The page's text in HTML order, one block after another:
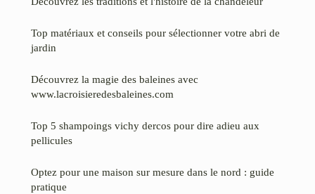
Top matériaux et conseils pour sélectionner votre abri de
jardin
Découvrez la magie des baleines avec
www.lacroisieredesbaleines.com
Top 5 shampoings vichy dercos pour dire adieu aux
pellicules
Optez pour une maison sur mesure dans le nord : guide
pratique